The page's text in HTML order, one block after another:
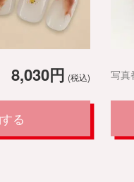
8,030円 (税込)
る
写真